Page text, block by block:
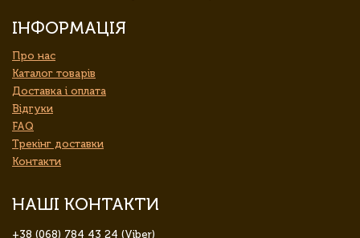
ІНФОРМАЦІЯ
Про нас
Каталог товарів
Доставка і оплата
Відгуки
FAQ
Трекінг доставки
Контакти
НАШІ КОНТАКТИ
+38 (068) 784 43 24 (Viber)